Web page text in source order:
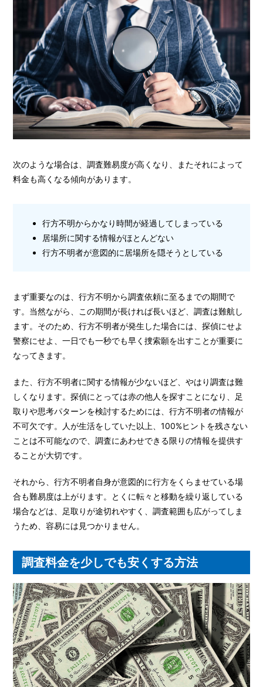
次のような場合は、調査難易度が高くなり、またそれによって
料金も高くなる傾向があります。
行方不明からかなり時間が経過してしまっている
居場所に関する情報がほとんどない
行方不明者が意図的に居場所を隠そうとしている
まず重要なのは、行方不明から調査依頼に至るまでの期間で
す。当然ながら、この期間が長ければ長いほど、調査は難航し
ます。そのため、行方不明者が発生した場合には、探偵にせよ
警察にせよ、一日でも一秒でも早く捜索願を出すことが重要に
なってきます。
また、行方不明者に関する情報が少ないほど、やはり調査は難
しくなります。探偵にとっては赤の他人を探すことになり、足
取りや思考パターンを検討するためには、行方不明者の情報が
不可欠です。人が生活をしていた以上、100%ヒントを残さない
ことは不可能なので、調査にあわせできる限りの情報を提供す
ることが大切です。
それから、行方不明者自身が意図的に行方をくらませている場
合も難易度は上がります。とくに転々と移動を繰り返している
場合などは、足取りが途切れやすく、調査範囲も広がってしま
うため、容易には見つかりません。
調査料金を少しでも安くする方法